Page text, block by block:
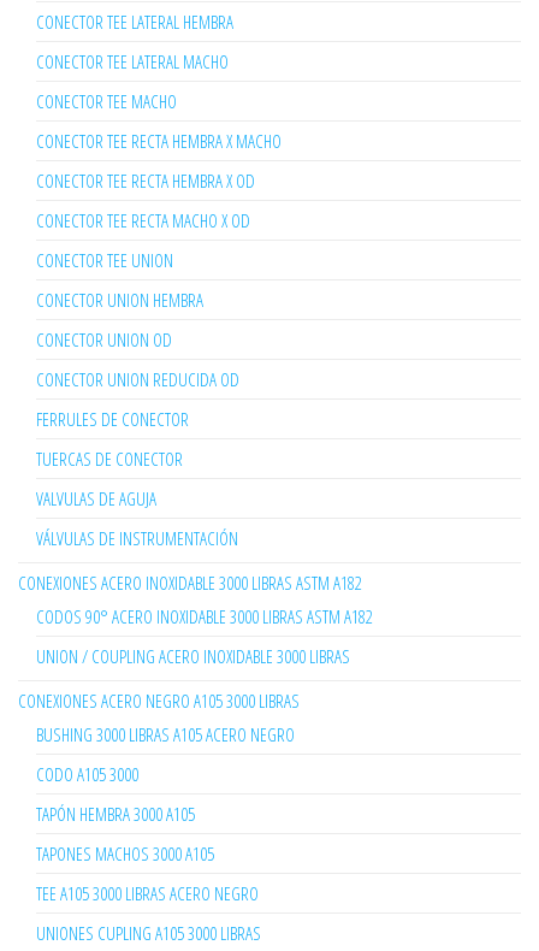
CONECTOR TEE LATERAL HEMBRA
CONECTOR TEE LATERAL MACHO
CONECTOR TEE MACHO
CONECTOR TEE RECTA HEMBRA X MACHO
CONECTOR TEE RECTA HEMBRA X OD
CONECTOR TEE RECTA MACHO X OD
CONECTOR TEE UNION
CONECTOR UNION HEMBRA
CONECTOR UNION OD
CONECTOR UNION REDUCIDA OD
FERRULES DE CONECTOR
TUERCAS DE CONECTOR
VALVULAS DE AGUJA
VÁLVULAS DE INSTRUMENTACIÓN
CONEXIONES ACERO INOXIDABLE 3000 LIBRAS ASTM A182
CODOS 90° ACERO INOXIDABLE 3000 LIBRAS ASTM A182
UNION / COUPLING ACERO INOXIDABLE 3000 LIBRAS
CONEXIONES ACERO NEGRO A105 3000 LIBRAS
BUSHING 3000 LIBRAS A105 ACERO NEGRO
CODO A105 3000
TAPÓN HEMBRA 3000 A105
TAPONES MACHOS 3000 A105
TEE A105 3000 LIBRAS ACERO NEGRO
UNIONES CUPLING A105 3000 LIBRAS